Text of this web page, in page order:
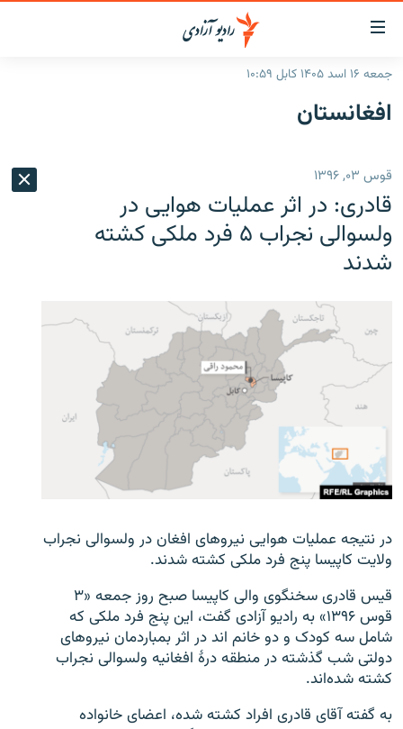
لینک‌های
قابل
دسترسی
بازگشت
بازگشت
منوی
اصلی
مراجعه
جستجو
صفحه نخست
گزارش‌ها
شرق میانه
جهان
جدول نشرات
مصاحبه‌ها
برنامه‌ها
بحران مهاجرت
'کووید-۱۹'
صفحه پشتو
Azadi English
به ما بپیوندید
همۀ سایت‌های رادیو آزادی/ رادیو اروپای آزاد
جمعه ۱۶ اسد ۱۴۰۵ کابل ۱۰:۵۹
افغانستان
قوس ۰۳, ۱۳۹۶
قادری: در اثر عملیات هوایی در
ولسوالی نجراب ۵ فرد ملکی کشته
شدند
در نتیجه عملیات هوایی نیروهای افغان در ولسوالی نجراب
ولایت کاپیسا پنج فرد ملکی کشته شدند.
قیس قادری سخنگوی والی کاپیسا صبح روز جمعه «۳
قوس ۱۳۹۶» به رادیو آزادی گفت، این پنج فرد ملکی که
شامل سه کودک و دو خانم اند در اثر بمباردمان نیروهای
دولتی شب گذشته در منطقه درۀ افغانیه ولسوالی نجراب
کشته شده‌اند.
به گفته آقای قادری افراد کشته شده، اعضای خانواده